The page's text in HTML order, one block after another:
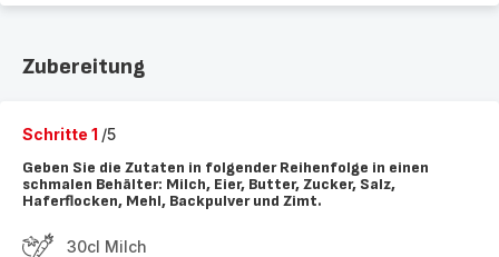
Zubereitung
Schritte 1 /5
Geben Sie die Zutaten in folgender Reihenfolge in einen
schmalen Behälter: Milch, Eier, Butter, Zucker, Salz,
Haferflocken, Mehl, Backpulver und Zimt.
30cl Milch